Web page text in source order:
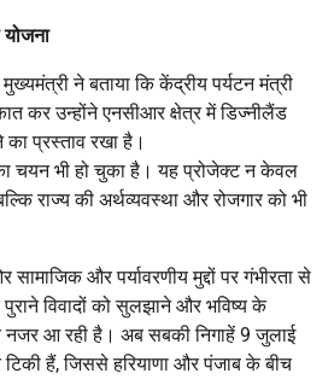
ने बताया कि केंद्रीय पर्यटन मंत्री
कर उन्होंने एनसीआर क्षेत्र में डिज्नीलैंड
प्रस्ताव रखा है।
चयन भी हो चुका है। यह प्रोजेक्ट न केवल
राज्य की अर्थव्यवस्था और रोजगार को भी
और पर्यावरणीय मुद्दों पर गंभीरता से
विवादों को सुलझाने और भविष्य के
आ रही है। अब सबकी निगाहें 9 जुलाई
हैं, जिससे हरियाणा और पंजाब के बीच